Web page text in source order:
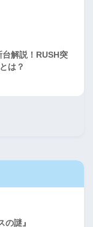
台解説！RUSH突
は？
謎』